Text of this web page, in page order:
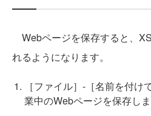
Webページを保存すると、
れるようになります。
［ファイル］-［名前を付
業中のWebページを保存しま